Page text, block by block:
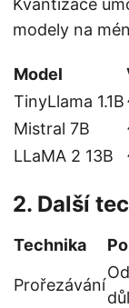
Kvantizace
modely na
Model
TinyLlama 1.1B
Mistral 7B
LLaMA 2 13B
2. Další
Technika
Prořezávání